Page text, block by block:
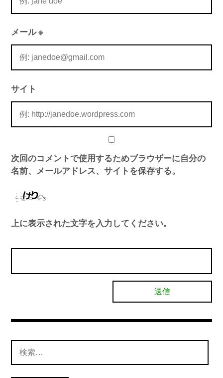
メール※
サイト
次回のコメントで使用するためブラウザーに自分の
名前、メールアドレス、サイトを保存する。
上に表示された文字を入力してください。
索: